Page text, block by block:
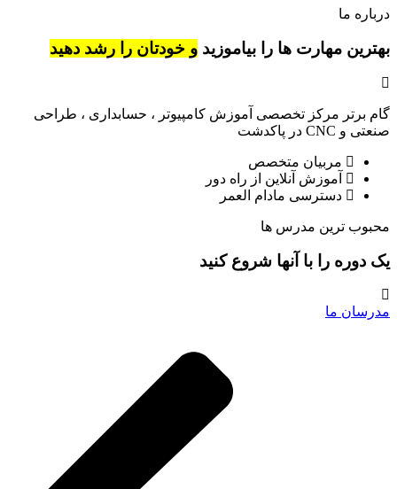
درباره ما
بهترین مهارت ها را بیاموزید و خودتان را رشد دهید
گام برتر مرکز تخصصی آموزش کامپیوتر ، حسابداری ، طراحی
صنعتی و CNC در پاکدشت
مربیان متخصص
آموزش آنلاین از راه دور
دسترسی مادام العمر
محبوب ترین مدرس ها
یک دوره را با آنها شروع کنید
مدرسان ما